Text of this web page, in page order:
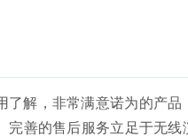
解，非常满意诺为的产
善的售后服务立足于无